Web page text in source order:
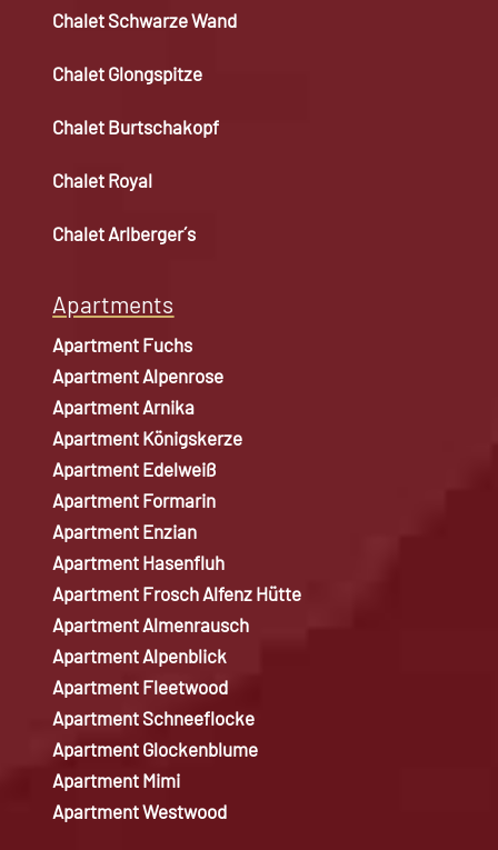
Chalet Schwarze Wand
Chalet Glongspitze
Chalet Burtschakopf
Chalet Royal
Chalet Arlberger´s
Apartments
Apartment Fuchs
Apartment Alpenrose
Apartment Arnika
Apartment Königskerze
Apartment Edelweiß
Apartment Formarin
Apartment Enzian
Apartment Hasenfluh
Apartment Frosch Alfenz Hütte
Apartment Almenrausch
Apartment Alpenblick
Apartment Fleetwood
Apartment Schneeflocke
Apartment Glockenblume
Apartment Mimi
Apartment Westwood